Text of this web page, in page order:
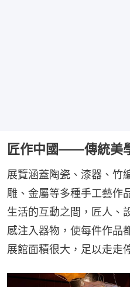
匠作中國——傳統美
展覽涵蓋陶瓷、漆器、竹
雕、金屬等多種手工藝作
生活的互動之間，匠人、
感注入器物，使每件作品
展館面積很大，足以走走